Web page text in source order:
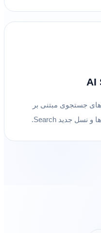
AI
جستجوی مبتنی بر